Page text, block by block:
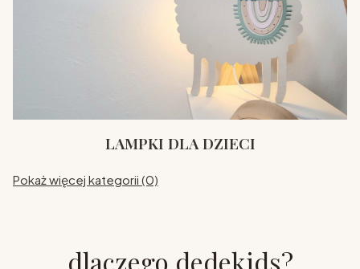
LAMPKI DLA DZIECI
Pokaż więcej kategorii (0)
dlaczego dedekids?